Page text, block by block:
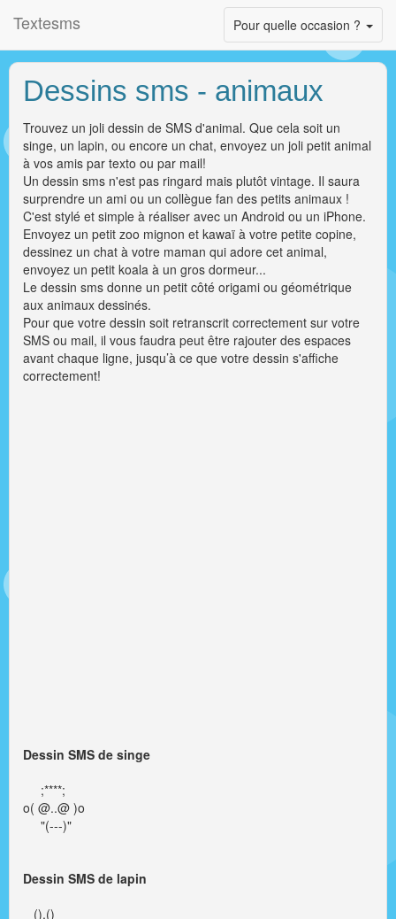
Toggle
navigation
Pour quelle occasion ?
Textesms
Dessins sms - animaux
Trouvez un joli dessin de SMS d'animal. Que cela soit un
singe, un lapin, ou encore un chat, envoyez un joli petit animal
à vos amis par texto ou par mail!
Un dessin sms n'est pas ringard mais plutôt vintage. Il saura
surprendre un ami ou un collègue fan des petits animaux !
C'est stylé et simple à réaliser avec un Android ou un iPhone.
Envoyez un petit zoo mignon et kawaï à votre petite copine,
dessinez un chat à votre maman qui adore cet animal,
envoyez un petit koala à un gros dormeur...
Le dessin sms donne un petit côté origami ou géométrique
aux animaux dessinés.
Pour que votre dessin soit retranscrit correctement sur votre
SMS ou mail, il vous faudra peut être rajouter des espaces
avant chaque ligne, jusqu’à ce que votre dessin s'affiche
correctement!
Dessin SMS de singe
;****;
o( @..@ )o
"(---)"
Dessin SMS de lapin
(),()